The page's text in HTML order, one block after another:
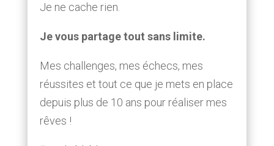
Je ne cache rien.
Je vous partage tout sans limite.
Mes challenges, mes échecs, mes
réussites et tout ce que je mets en place
depuis plus de 10 ans pour réaliser mes
rêves !